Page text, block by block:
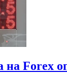
на Forex